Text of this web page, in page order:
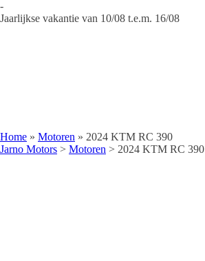
-
Jaarlijkse vakantie van 10/08 t.e.m. 16/08
Home » Motoren » 2024 KTM RC 390
Jarno Motors > Motoren > 2024 KTM RC 390